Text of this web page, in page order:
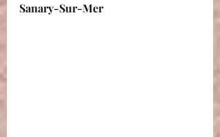
Sanary-Sur-Mer